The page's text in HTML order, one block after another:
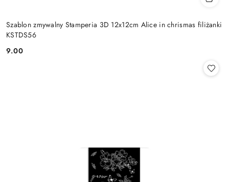
Szablon zmywalny Stamperia 3D 12x12cm Alice in chrismas filiżanki
KSTDS56
Cena:
9.00